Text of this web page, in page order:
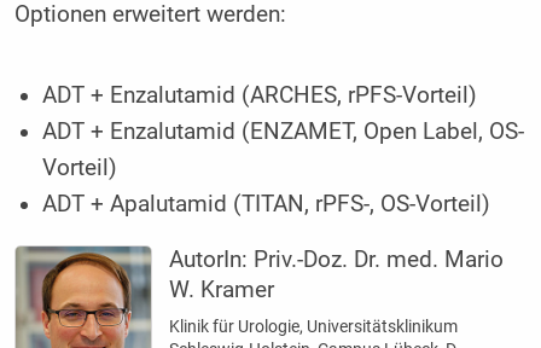
Optionen erweitert werden:
ADT + Enzalutamid (ARCHES, rPFS-Vorteil)
ADT + Enzalutamid (ENZAMET, Open Label, OS-
Vorteil)
ADT + Apalutamid (TITAN, rPFS-, OS-Vorteil)
AutorIn: Priv.-Doz. Dr. med. Mario
W. Kramer
Klinik für Urologie, Universitätsklinikum